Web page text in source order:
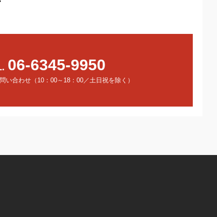
06-6345-9950
い合わせ（10：00～18：00／土日祝を除く）